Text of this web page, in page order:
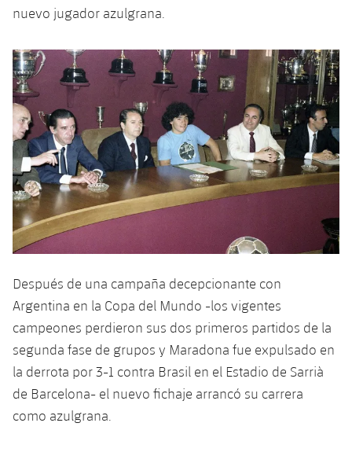
Clasificaciones
Fotos
VALORANT Rising
VALORANT Game Changers
eFootball
nuevo jugador azulgrana.
Después de una campaña decepcionante con
Argentina en la Copa del Mundo -los vigentes
campeones perdieron sus dos primeros partidos de la
segunda fase de grupos y Maradona fue expulsado en
la derrota por 3-1 contra Brasil en el Estadio de Sarrià
de Barcelona- el nuevo fichaje arrancó su carrera
como azulgrana.